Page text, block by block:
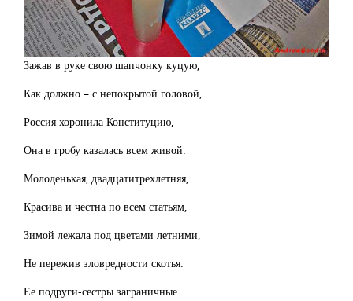
Зажав в руке свою шапчонку куцую,
Как должно – с непокрытой головой,
Россия хоронила Конституцию,
Она в гробу казалась всем живой.
Молоденькая, двадцатитрехлетняя,
Красива и честна по всем статьям,
Зимой лежала под цветами летними,
Не пережив зловредности скотья.
Ее подруги-сестры заграничные